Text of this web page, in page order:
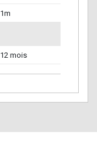
1m
12 mois